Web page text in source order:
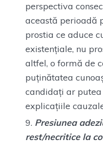
perspectiva
această perioadă
prostia ce aduce
existențiale, nu
altfel, o formă de
puținătatea
candidați ar
explicațiile
Presiunea
rest/necritice la